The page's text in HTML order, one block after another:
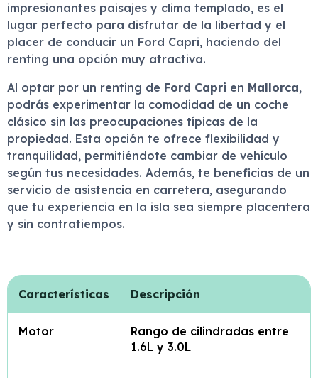
impresionantes paisajes y clima templado, es el
lugar perfecto para disfrutar de la libertad y el
placer de conducir un Ford Capri, haciendo del
renting una opción muy atractiva.
Al optar por un renting de Ford Capri en Mallorca,
podrás experimentar la comodidad de un coche
clásico sin las preocupaciones típicas de la
propiedad. Esta opción te ofrece flexibilidad y
tranquilidad, permitiéndote cambiar de vehículo
según tus necesidades. Además, te beneficias de un
servicio de asistencia en carretera, asegurando
que tu experiencia en la isla sea siempre placentera
y sin contratiempos.
Características Descripción
Motor
Rango de cilindradas entre
1.6L y 3.0L